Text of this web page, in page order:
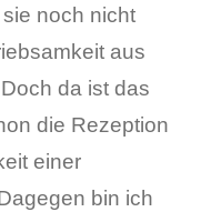
noch nicht
aus
da ist das
die Rezeption
einer
bin ich